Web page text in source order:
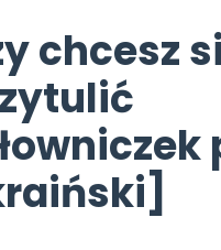
Zapowiedzi
Polecamy
Promocje
czerwca 2024 r. uzyskała
Online.
Bliżej Pieska
Pomoc zwierzętom
Książka (dla)
Promowanie czytelnictwa
TikTok
Zobacz nas na TikToku
YouTube
Filmy edukacyjne
chcesz